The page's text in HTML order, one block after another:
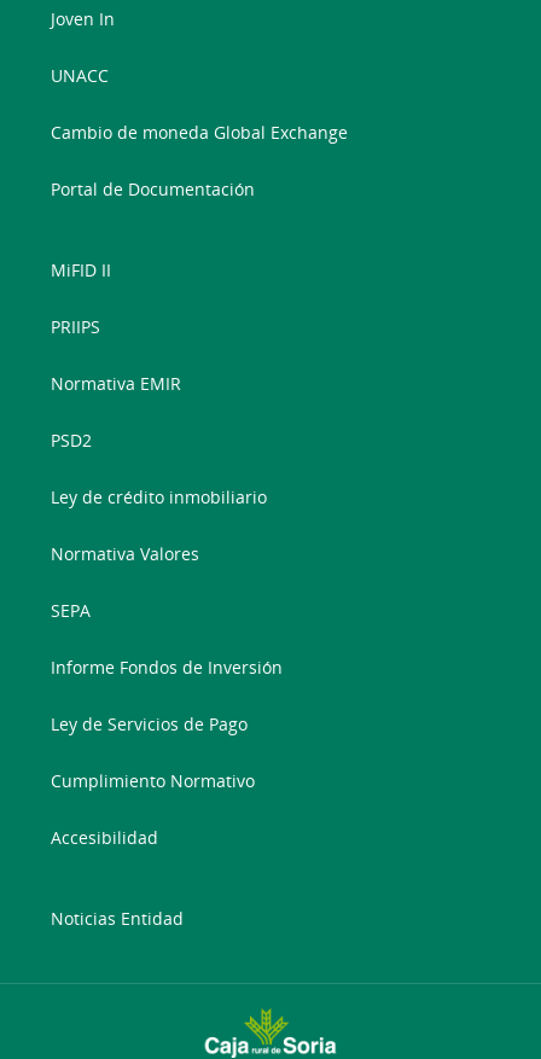
Joven In
UNACC
Cambio de moneda Global Exchange
Portal de Documentación
MiFID II
PRIIPS
Normativa EMIR
PSD2
Ley de crédito inmobiliario
Normativa Valores
SEPA
Informe Fondos de Inversión
Ley de Servicios de Pago
Cumplimiento Normativo
Accesibilidad
Noticias Entidad